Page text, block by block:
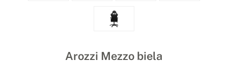
Arozzi Mezzo biela